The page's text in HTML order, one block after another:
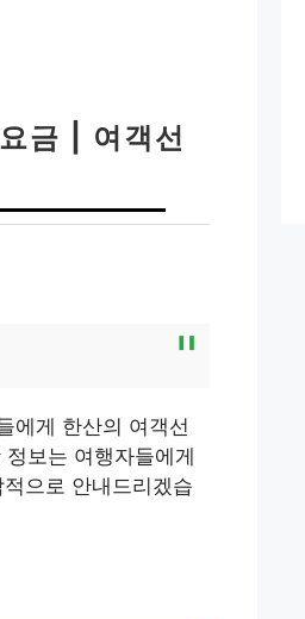
금 | 여객선
에게 한산의 여객선
보는 여행자들에게
으로 안내드리겠습